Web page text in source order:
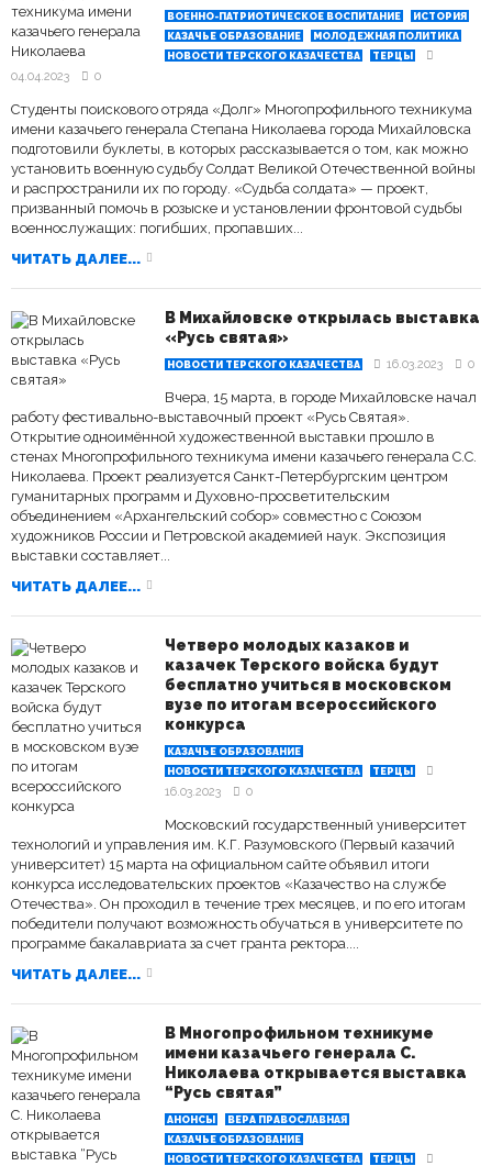
ВОЕННО-ПАТРИОТИЧЕСКОЕ ВОСПИТАНИЕ
ИСТОРИЯ
КАЗАЧЬЕ ОБРАЗОВАНИЕ
МОЛОДЕЖНАЯ ПОЛИТИКА
НОВОСТИ ТЕРСКОГО КАЗАЧЕСТВА
ТЕРЦЫ
04.04.2023 0
Студенты поискового отряда «Долг» Многопрофильного техникума
имени казачьего генерала Степана Николаева города Михайловска
подготовили буклеты, в которых рассказывается о том, как можно
установить военную судьбу Солдат Великой Отечественной войны
и распространили их по городу. «Судьба солдата» — проект,
призванный помочь в розыске и установлении фронтовой судьбы
военнослужащих: погибших, пропавших...
ЧИТАТЬ ДАЛЕЕ...
В Михайловске открылась выставка
«Русь святая»
НОВОСТИ ТЕРСКОГО КАЗАЧЕСТВА 16.03.2023 0
Вчера, 15 марта, в городе Михайловске начал
работу фестивально-выставочный проект «Русь Святая».
Открытие одноимённой художественной выставки прошло в
стенах Многопрофильного техникума имени казачьего генерала С.С.
Николаева. Проект реализуется Санкт-Петербургским центром
гуманитарных программ и Духовно-просветительским
объединением «Архангельский собор» совместно с Союзом
художников России и Петровской академией наук. Экспозиция
выставки составляет...
ЧИТАТЬ ДАЛЕЕ...
Четверо молодых казаков и
казачек Терского войска будут
бесплатно учиться в московском
вузе по итогам всероссийского
конкурса
КАЗАЧЬЕ ОБРАЗОВАНИЕ
НОВОСТИ ТЕРСКОГО КАЗАЧЕСТВА
ТЕРЦЫ
16.03.2023 0
Московский государственный университет
технологий и управления им. К.Г. Разумовского (Первый казачий
университет) 15 марта на официальном сайте объявил итоги
конкурса исследовательских проектов «Казачество на службе
Отечества». Он проходил в течение трех месяцев, и по его итогам
победители получают возможность обучаться в университете по
программе бакалавриата за счет гранта ректора....
ЧИТАТЬ ДАЛЕЕ...
В Многопрофильном техникуме
имени казачьего генерала С.
Николаева открывается выставка
“Русь святая”
АНОНСЫ
ВЕРА ПРАВОСЛАВНАЯ
КАЗАЧЬЕ ОБРАЗОВАНИЕ
НОВОСТИ ТЕРСКОГО КАЗАЧЕСТВА
ТЕРЦЫ